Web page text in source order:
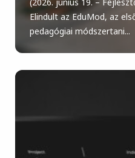
Elindult az EduMod, az
pedagógiai módszertani...